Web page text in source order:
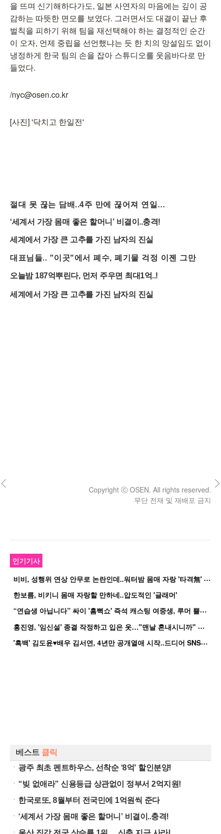
을 뜨며 신기해하다가도, 일본 사연자의 마음에는 깊이 공
감하는 따뜻한 면모를 보였다. 그러면서도 대결이 끝난 후
벌칙을 피하기 위해 팀을 재선택해야 하는 결정적인 순간
이 오자, 언제 중립을 선언했냐는 듯 한 치의 망설임도 없이
냉정하게 한국 팀의 손을 잡아 스튜디오를 웃음바다로 만
들었다.
/nyc@osen.co.kr
[사진] '닥치고 한일전'
Copyright ⓒ OSEN. All rights reserved.
무단 전재 및 재배포 금지
인기기사
비
비, 성행위 연상 안무로 논란인데..워터밤 몸매 자랑 '타격無' 근황
한보름, 비키니 몸매 자랑할 만하네..압도적인 '글래머'
“
연습생 아닙니다” 싸이 '흠뻑쇼' 즉석 캐스팅 여중생, 루머 뿔났다[Oh!쎈 이...
홍
진영, '임신설' 종결 작정하고 입은 옷…"맨날 혼내시니까" 억울
'
흑백' 김도윤♥배우 김서연, 4년만 공개열애 시작..드디어 SNS에 노출 [핫피...